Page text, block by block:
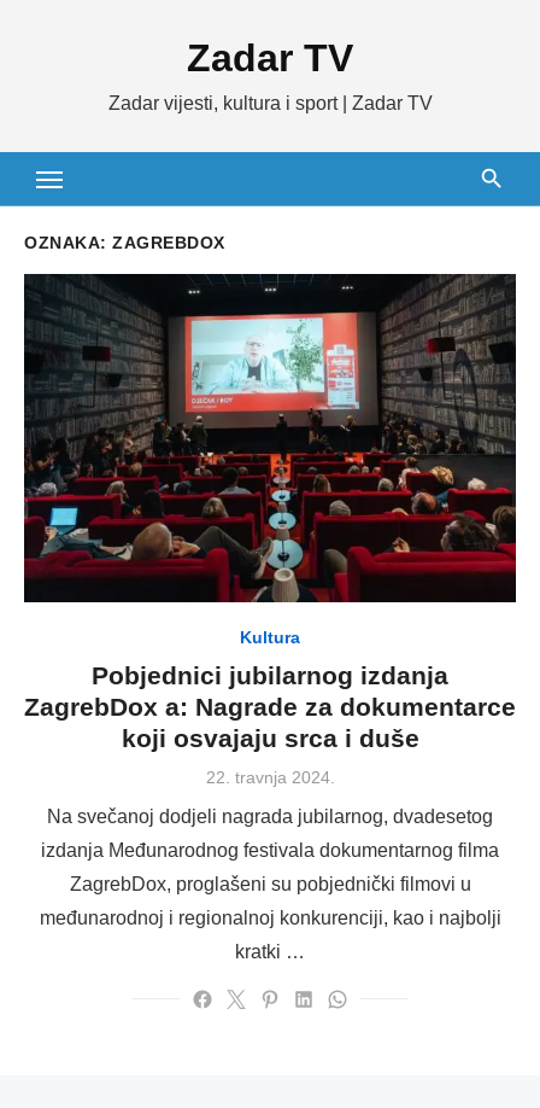
Zadar TV
Zadar vijesti, kultura i sport | Zadar TV
OZNAKA: ZAGREBDOX
Kultura
Pobjednici jubilarnog izdanja
ZagrebDox a: Nagrade za dokumentarce
koji osvajaju srca i duše
Posted
22. travnja 2024.
Na svečanoj dodjeli nagrada jubilarnog, dvadesetog
izdanja Međunarodnog festivala dokumentarnog filma
ZagrebDox, proglašeni su pobjednički filmovi u
međunarodnoj i regionalnoj konkurenciji, kao i najbolji
kratki …